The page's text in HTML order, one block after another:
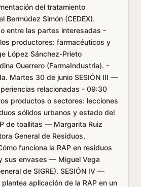
del tratamiento
Bermúdez Simón (CEDEX).
entre las partes interesadas -
productores: farmacéuticos y
López Sánchez-Prieto
Guerrero (FarmaIndustria). -
Martes 30 de junio SESIÓN III —
relacionadas - 09:30
productos o sectores: lecciones
sólidos urbanos y estado del
de toallitas — Margarita Ruiz
General de Residuos,
funciona la RAP en residuos
sus envases — Miguel Vega
de SIGRE). SESIÓN IV —
aplicación de la RAP en un